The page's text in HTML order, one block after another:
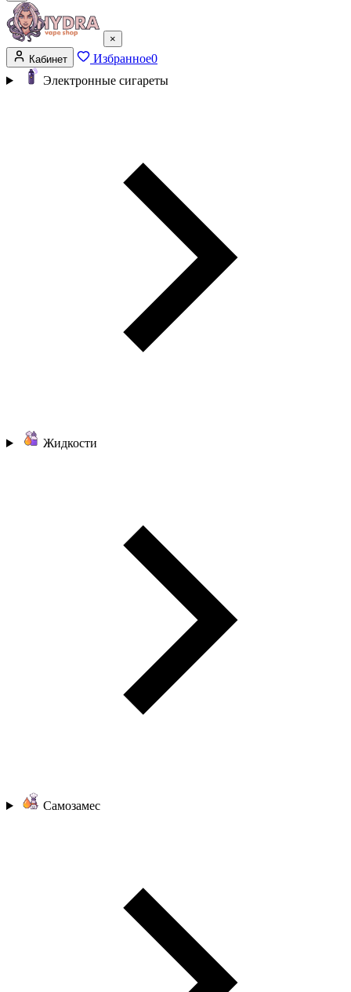
×
Кабинет
Избранное0
Электронные сигареты
Жидкости
Самозамес